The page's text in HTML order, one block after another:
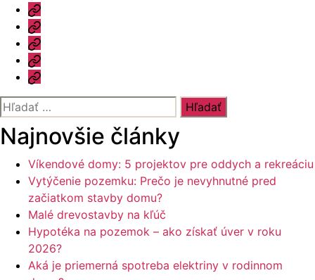
dom
Informácie
Naše
výhody
Blog
Otázky
a
odpovede
Kontakt
Vyhľadať:
Najnovšie články
Víkendové domy: 5 projektov pre oddych a rekreáciu
Vytýčenie pozemku: Prečo je nevyhnutné pred
začiatkom stavby domu?
Malé drevostavby na kľúč
Hypotéka na pozemok – ako získať úver v roku
2026?
Aká je priemerná spotreba elektriny v rodinnom